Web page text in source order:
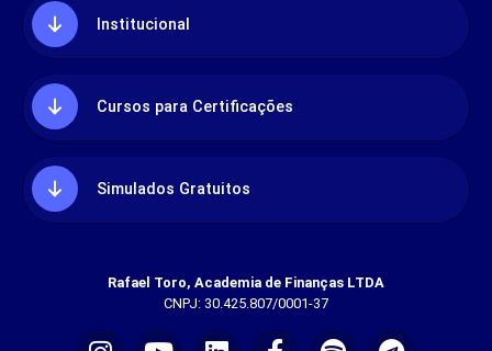
Institucional
Cursos para Certificações
Simulados Gratuitos
Rafael Toro, Academia de Finanças LTDA
CNPJ: 30.425.807/0001-37